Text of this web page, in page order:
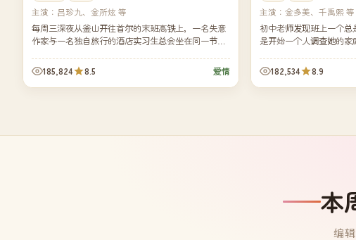
主演： 吕珍九、金所炫 等
每周三深夜从釜山开往首尔的末班高铁上，一名失意
作家与一名独自旅行的酒店实习生总会坐在同一节车
属于他...
185,824 8.5 爱情
主演：金多美、千禹熙 等
初中老师发现班上一个
是开始一个人调查她的
182,534 8.9
本
编